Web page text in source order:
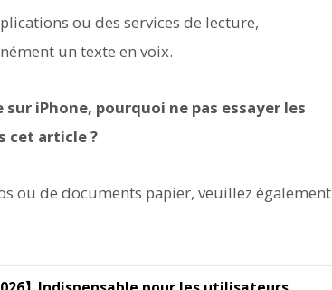
ou des services de lecture,
un texte en voix.
iPhone, pourquoi ne pas essayer les
cet article ?
ou de documents papier, veuillez également